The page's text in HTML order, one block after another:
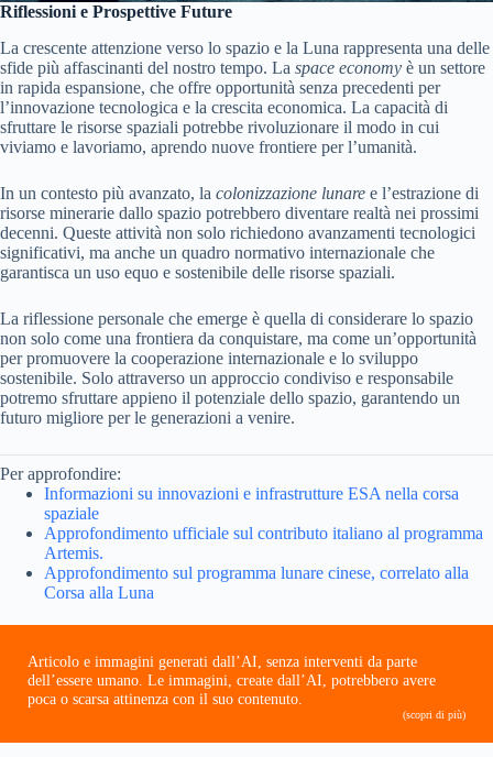
Riflessioni e Prospettive Future
La crescente attenzione verso lo spazio e la Luna rappresenta una delle
sfide più affascinanti del nostro tempo. La space economy è un settore
in rapida espansione, che offre opportunità senza precedenti per
l’innovazione tecnologica e la crescita economica. La capacità di
sfruttare le risorse spaziali potrebbe rivoluzionare il modo in cui
viviamo e lavoriamo, aprendo nuove frontiere per l’umanità.
In un contesto più avanzato, la colonizzazione lunare e l’estrazione di
risorse minerarie dallo spazio potrebbero diventare realtà nei prossimi
decenni. Queste attività non solo richiedono avanzamenti tecnologici
significativi, ma anche un quadro normativo internazionale che
garantisca un uso equo e sostenibile delle risorse spaziali.
La riflessione personale che emerge è quella di considerare lo spazio
non solo come una frontiera da conquistare, ma come un’opportunità
per promuovere la cooperazione internazionale e lo sviluppo
sostenibile. Solo attraverso un approccio condiviso e responsabile
potremo sfruttare appieno il potenziale dello spazio, garantendo un
futuro migliore per le generazioni a venire.
Per approfondire:
Informazioni su innovazioni e infrastrutture ESA nella corsa
spaziale
Approfondimento ufficiale sul contributo italiano al programma
Artemis.
Approfondimento sul programma lunare cinese, correlato alla
Corsa alla Luna
Articolo e immagini generati dall’AI, senza interventi da parte
dell’essere umano. Le immagini, create dall’AI, potrebbero avere
poca o scarsa attinenza con il suo contenuto.
(scopri di più)